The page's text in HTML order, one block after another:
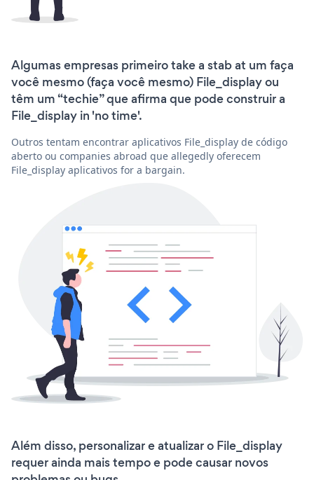
Algumas empresas primeiro take a stab at um faça
você mesmo (faça você mesmo) File_display ou
têm um “techie” que afirma que pode construir a
File_display in 'no time'.
Outros tentam encontrar aplicativos File_display de código
aberto ou companies abroad que allegedly oferecem
File_display aplicativos for a bargain.
Além disso, personalizar e atualizar o File_display
requer ainda mais tempo e pode causar novos